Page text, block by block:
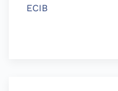
ECIB